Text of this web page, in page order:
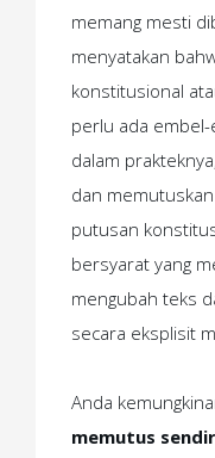
memang mesti
menyatakan
konstitusional
perlu ada
dalam
dan
putusan
bersyarat yang
mengubah teks
secara eksplisit
Anda
memutus